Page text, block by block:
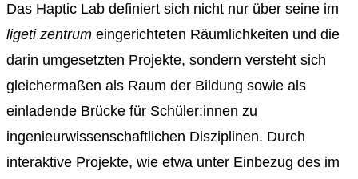
Das Haptic Lab definiert sich nicht nur über seine im
ligeti zentrum eingerichteten Räumlichkeiten und die
darin umgesetzten Projekte, sondern versteht sich
gleichermaßen als Raum der Bildung sowie als
einladende Brücke für Schüler:innen zu
ingenieurwissenschaftlichen Disziplinen. Durch
interaktive Projekte, wie etwa unter Einbezug des im